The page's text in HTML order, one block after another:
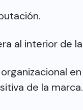
al interior de
de la marca.